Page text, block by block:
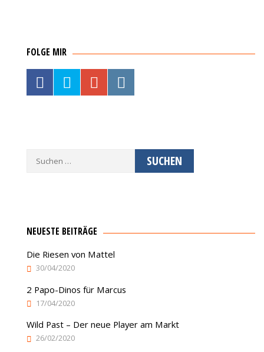
FOLGE MIR
Suche
NEUESTE BEITRÄGE
Die Riesen von Mattel
30/04/2020
2 Papo-Dinos für Marcus
17/04/2020
Wild Past – Der neue Player am Markt
26/02/2020